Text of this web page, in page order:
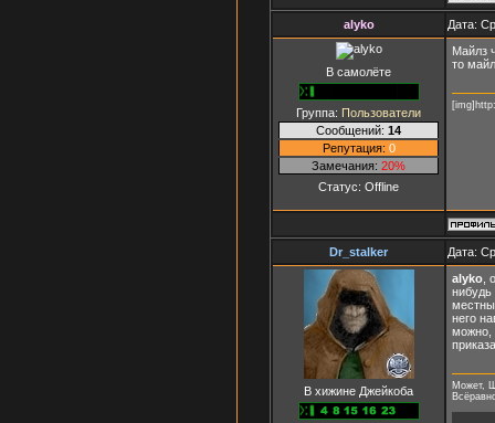
alyko Дата:
В самолёте
Группа: Пользователи
Сообщений: 14
Репутация: 0
Замечания: 20%
Статус: Offline
Майлз
то
Dr_stalker Дата:
В хижине Джейкоба
alyko ,
нибудь
него
можно,
Может,